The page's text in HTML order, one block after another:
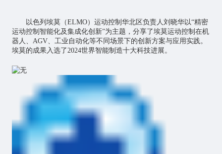
以色列埃莫（ELMO）运动控制华北区负责人刘晓华以“精密
运动控制智能化及集成化创新”为主题，分享了埃莫运动控制在机
器人、AGV、工业自动化等不同场景下的创新方案与应用实践。
埃莫的成果入选了2024世界智能制造十大科技进展。